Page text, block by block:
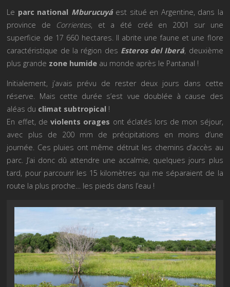
Le parc national Mburucuyáest situé en Argentine, dans la
province de Corrientes, et a été créé en 2001 sur une
superficie de 17 660 hectares. Il abrite une faune et une flore
caractéristique de la région des Esteros del Iberá, deuxième
plus grande zone humide au monde après le Pantanal !
Initialement, j’avais prévu de rester deux jours dans cette
réserve. Mais cette durée s’est vue doublée à cause des
aléas du climat subtropical !
En effet, deviolents orages ont éclatés lors de mon séjour,
avec plus de 200 mm de précipitations en moins d’une
journée. Ces pluies ont même détruit les chemins d’accès au
parc. J’ai donc dû attendre une accalmie, quelques jours plus
tard, pour parcourir les 15 kilomètres qui me séparaient de la
route la plus proche… les pieds dans l’eau !